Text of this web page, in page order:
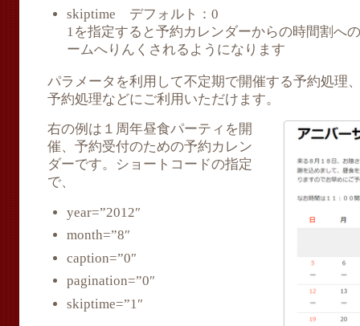
skiptime デフォルト：0
1を指定すると予約カレンダーからの時間割へ
ームへりんくされるようになります
パラメータを利用して不定期で開催する予約処理
予約処理などにご利用いただけます。
右の例は１周年昼食パーティを開
催、予約受付のための予約カレン
ダーです。ショートコードの指定
で、
year=”2012″
month=”8″
caption=”0″
pagination=”0″
skiptime=”1″